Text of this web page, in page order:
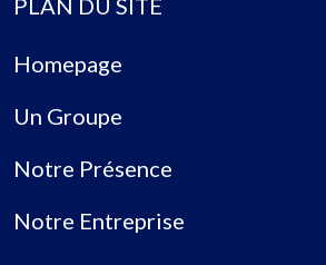
PLAN DU SITE
Homepage
Un Groupe
Notre Présence
Notre Entreprise